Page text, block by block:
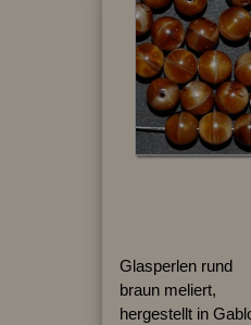
Glasperlen rund
braun meliert,
hergestellt in